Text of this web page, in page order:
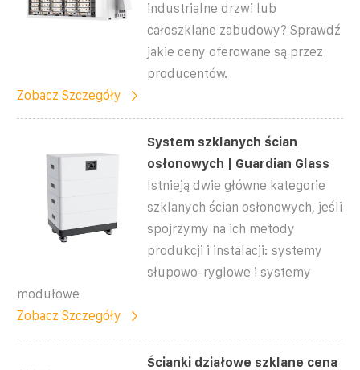
industrialne drzwi lub
całoszklane zabudowy? Sprawdź
jakie ceny oferowane są przez
producentów.
Zobacz Szczegóły
System szklanych ścian
osłonowych | Guardian Glass
Istnieją dwie główne kategorie
szklanych ścian osłonowych, jeśli
spojrzymy na ich metody
produkcji i instalacji: systemy
słupowo-ryglowe i systemy
modułowe
Zobacz Szczegóły
Ścianki działowe szklane cena